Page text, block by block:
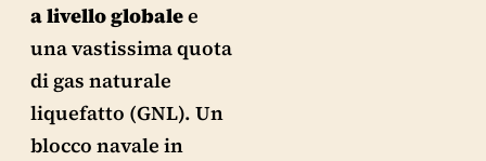
a livello globalee
una vastissima quota
di gas naturale
liquefatto (GNL). Un
blocco navale in